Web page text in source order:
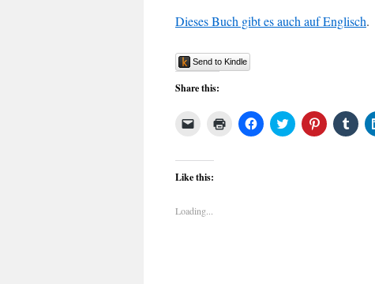
Dieses Buch gibt es auch auf Englisch.
Send to Kindle
Share this:
Click
link
to
a
in
Click Click
to
Click
to
Click
to
Click
to
Like this:
Loading...